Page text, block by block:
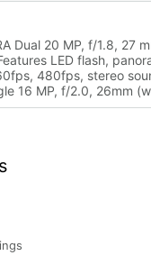
Dual 20 MP, f/1.8, 27
LED flash,
480fps, stereo
16 MP, f/2.0, 26mm